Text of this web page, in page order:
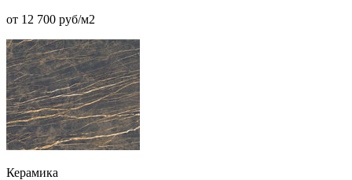
от 12 700 руб/м2
Керамика